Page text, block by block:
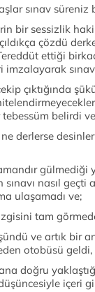
sınav süreniz
bir sessizlik
çözdü
ettiği
imzalayarak
çıktığında
belirdi
derlerse
gülmediği
sınavı nasıl
ulaşamadı ve;
tam
ve artık bir
otobüsü
doğru
içeri